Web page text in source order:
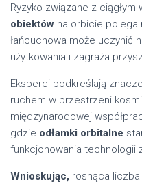
Ryzyko związane z
obiektów na orbicie polega
łańcuchowa może uczynić
użytkowania i zagraża
Eksperci podkreślają
ruchem w przestrzeni
międzynarodowej
gdzie odłamki orbitalne
funkcjonowania technologii
Wnioskując, rosnąca